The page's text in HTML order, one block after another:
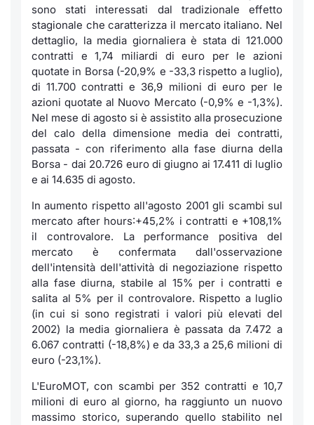
sono stati interessati dal tradizionale effetto
stagionale che caratterizza il mercato italiano. Nel
dettaglio, la media giornaliera è stata di 121.000
contratti e 1,74 miliardi di euro per le azioni
quotate in Borsa (-20,9% e -33,3 rispetto a luglio),
di 11.700 contratti e 36,9 milioni di euro per le
azioni quotate al Nuovo Mercato (-0,9% e -1,3%).
Nel mese di agosto si è assistito alla prosecuzione
del calo della dimensione media dei contratti,
passata - con riferimento alla fase diurna della
Borsa - dai 20.726 euro di giugno ai 17.411 di luglio
e ai 14.635 di agosto.
In aumento rispetto all'agosto 2001 gli scambi sul
mercato after hours:+45,2% i contratti e +108,1%
il controvalore. La performance positiva del
mercato è confermata dall'osservazione
dell'intensità dell'attività di negoziazione rispetto
alla fase diurna, stabile al 15% per i contratti e
salita al 5% per il controvalore. Rispetto a luglio
(in cui si sono registrati i valori più elevati del
2002) la media giornaliera è passata da 7.472 a
6.067 contratti (-18,8%) e da 33,3 a 25,6 milioni di
euro (-23,1%).
L'EuroMOT, con scambi per 352 contratti e 10,7
milioni di euro al giorno, ha raggiunto un nuovo
massimo storico, superando quello stabilito nel